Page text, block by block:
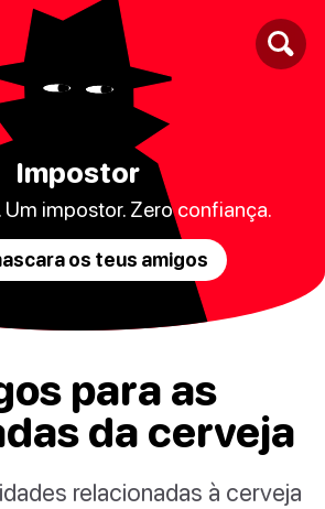
Impostor
Um impostor. Zero confiança.
os teus amigos
para as
da cerveja
relacionadas à cerveja